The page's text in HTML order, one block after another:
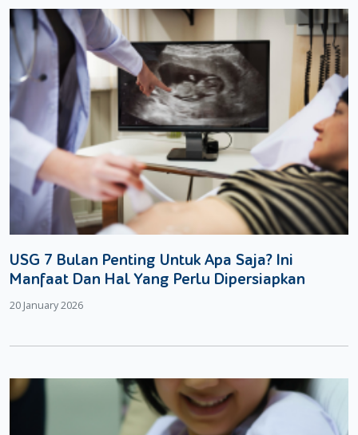
USG 7 Bulan Penting Untuk Apa Saja? Ini
Manfaat Dan Hal Yang Perlu Dipersiapkan
20 January 2026